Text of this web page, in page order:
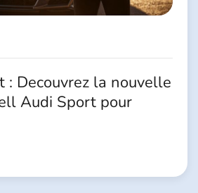
: Decouvrez la nouvelle
Audi Sport pour